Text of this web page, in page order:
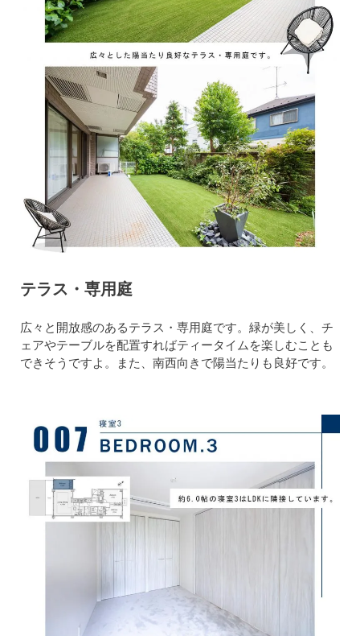
テラス・専用庭
広々と開放感のあるテラス・専用庭です。緑が美しく、チ
ェアやテーブルを配置すればティータイムを楽しむことも
できそうですよ。また、南西向きで陽当たりも良好です。